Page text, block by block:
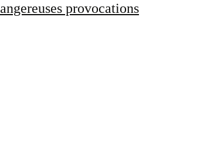
provocations